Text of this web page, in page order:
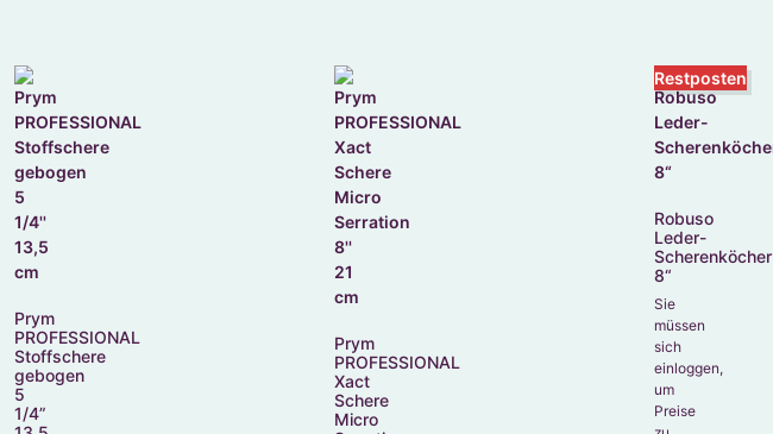
Prym
PROFESSIONAL
Stoffschere
gebogen
5
1/4”
Prym
PROFESSIONAL
Xact
Schere
Micro
Restposten
Robuso
Leder-
Scherenköcher
8“
Sie
müssen
sich
einloggen,
um
Preise